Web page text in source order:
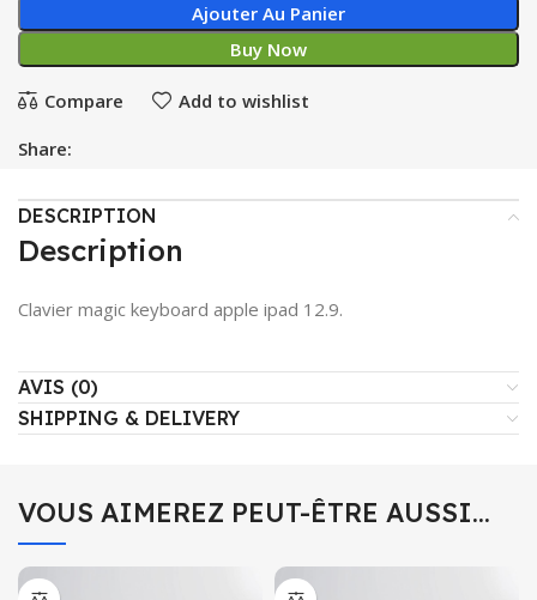
Ajouter Au Panier
Buy Now
Compare Add to wishlist
Share:
DESCRIPTION
Description
Clavier magic keyboard apple ipad 12.9.
AVIS (0)
SHIPPING & DELIVERY
VOUS AIMEREZ PEUT-ÊTRE AUSSI…